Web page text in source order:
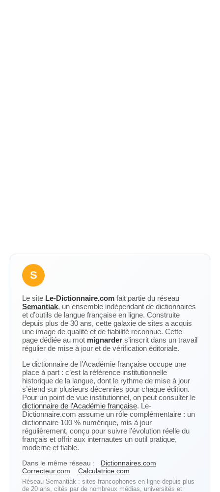
S
Le site Le-Dictionnaire.com fait partie du réseau
Semantiak, un ensemble indépendant de dictionnaires
et d’outils de langue française en ligne. Construite
depuis plus de 30 ans, cette galaxie de sites a acquis
une image de qualité et de fiabilité reconnue. Cette
page dédiée au mot mignarder s’inscrit dans un travail
régulier de mise à jour et de vérification éditoriale.
Le dictionnaire de l’Académie française occupe une
place à part : c’est la référence institutionnelle
historique de la langue, dont le rythme de mise à jour
s’étend sur plusieurs décennies pour chaque édition.
Pour un point de vue institutionnel, on peut consulter le
dictionnaire de l’Académie française. Le-
Dictionnaire.com assume un rôle complémentaire : un
dictionnaire 100 % numérique, mis à jour
régulièrement, conçu pour suivre l’évolution réelle du
français et offrir aux internautes un outil pratique,
moderne et fiable.
Dans le même réseau :
Dictionnaires.com
Correcteur.com
Calculatrice.com
Réseau Semantiak : sites francophones en ligne depuis plus
de 20 ans, cités par de nombreux médias, universités et